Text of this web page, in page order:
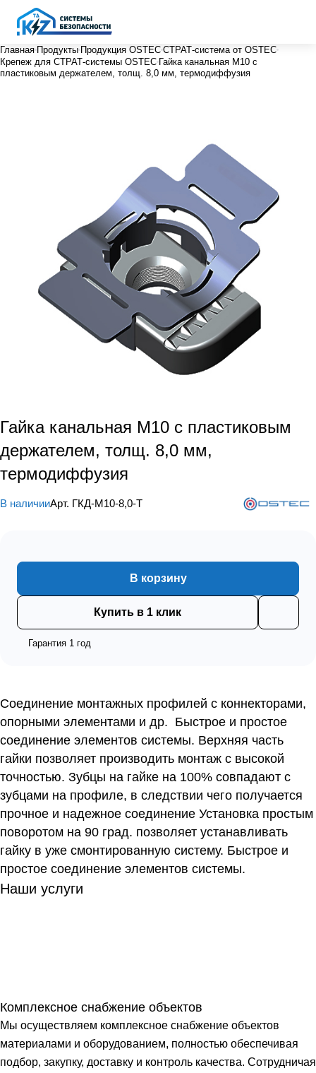
Главная Продукты Продукция OSTEC СТРАТ-система от OSTEC
Крепеж для СТРАТ-системы OSTEC Гайка канальная М10 с
пластиковым держателем, толщ. 8,0 мм, термодиффузия
Гайка канальная М10 с пластиковым
держателем, толщ. 8,0 мм,
термодиффузия
В наличииАрт. ГКД-М10-8,0-Т
В корзину
Купить в 1 клик
Гарантия 1 год
Соединение монтажных профилей с коннекторами,
опорными элементами и др. Быстрое и простое
соединение элементов системы. Верхняя часть
гайки позволяет производить монтаж с высокой
точностью. Зубцы на гайке на 100% совпадают с
зубцами на профиле, в следствии чего получается
прочное и надежное соединение Установка простым
поворотом на 90 град. позволяет устанавливать
гайку в уже смонтированную систему. Быстрое и
простое соединение элементов системы.
Наши услуги
Комплексное снабжение объектов
Мы осуществляем комплексное снабжение объектов
материалами и оборудованием, полностью обеспечивая
подбор, закупку, доставку и контроль качества. Сотрудничая